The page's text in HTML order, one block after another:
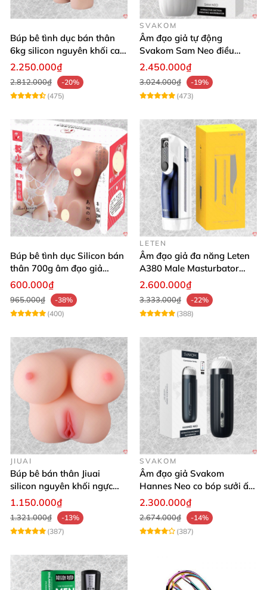
Búp bê tình dục bán thân
6kg silicon nguyên khối cao
cấp giá rẻ
2.250.000₫
2.812.000₫
-20%
(475)
SVAKOM
Âm đạo giả tự động
Svakom Sam Neo điều
khiển qua app webcam cao
2.450.000₫
3.024.000₫
-19%
(473)
Búp bê tình dục Silicon bán
thân 700g âm đạo giả
nguyên khối giống thật
600.000₫
965.000₫
-38%
(400)
LETEN
Âm đạo giả đa năng Leten
A380 Male Masturbator
Version 4
2.600.000₫
3.333.000₫
-22%
(388)
JIUAI
Búp bê bán thân Jiuai
silicon nguyên khối ngực
âm đạo thật
1.150.000₫
1.321.000₫
-13%
(387)
SVAKOM
Âm đạo giả Svakom
Hannes Neo co bóp sưởi ấm
app điều khiển tiện lợi
2.300.000₫
2.674.000₫
-14%
(387)